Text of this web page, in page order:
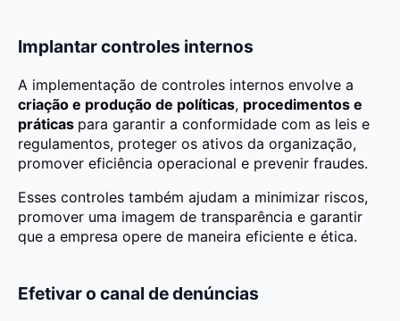
Implantar controles internos
A implementação de controles internos envolve a
criação e produção de políticas, procedimentos e
práticas para garantir a conformidade com as leis e
regulamentos, proteger os ativos da organização,
promover eficiência operacional e prevenir fraudes.
Esses controles também ajudam a minimizar riscos,
promover uma imagem de transparência e garantir
que a empresa opere de maneira eficiente e ética.
Efetivar o canal de denúncias